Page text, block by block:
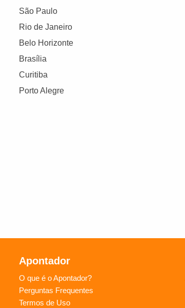
São Paulo
Rio de Janeiro
Belo Horizonte
Brasília
Curitiba
Porto Alegre
Apontador
O que é o Apontador?
Perguntas Frequentes
Termos de Uso